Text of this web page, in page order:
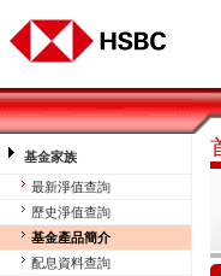
基金家族
最新淨值查詢
歷史淨值查詢
基金產品簡介
配息資料查詢